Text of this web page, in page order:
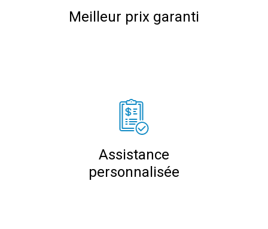
Meilleur prix garanti
Assistance
personnalisée